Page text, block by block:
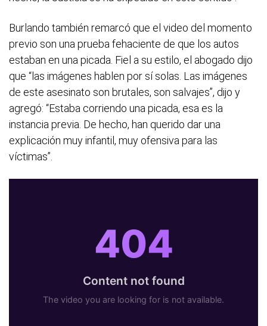
Burlando también remarcó que el video del momento
previo son una prueba fehaciente de que los autos
estaban en una picada. Fiel a su estilo, el abogado dijo
que “las imágenes hablen por sí solas. Las imágenes
de este asesinato son brutales, son salvajes”, dijo y
agregó: “Estaba corriendo una picada, esa es la
instancia previa. De hecho, han querido dar una
explicación muy infantil, muy ofensiva para las
víctimas”.